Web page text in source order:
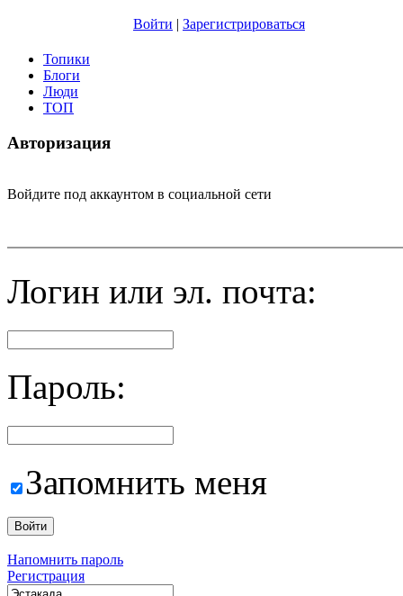
Войти | Зарегистрироваться
Топики
Блоги
Люди
TOП
Авторизация
Войдите под аккаунтом в социальной сети
Логин или эл. почта:
Пароль:
Запомнить меня
Напомнить пароль
Регистрация